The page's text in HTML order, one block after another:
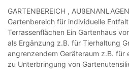
GARTENBEREICH ,
Gartenbereich für individuelle
Terrassenflächen Ein Gartenhaus
als Ergänzung z.B. für Tierhaltung
angrenzendem Geräteraum z.B.
zu Unterbringung von